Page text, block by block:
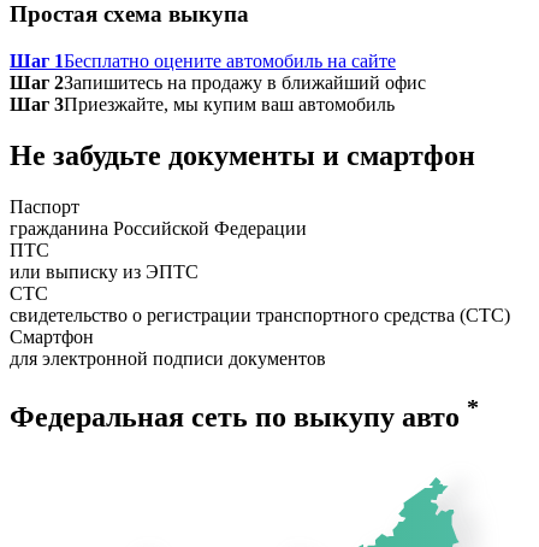
Простая схема выкупа
Шаг 1Бесплатно оцените автомобиль на сайте
Шаг 2Запишитесь на продажу в ближайший офис
Шаг 3Приезжайте, мы купим ваш автомобиль
Не забудьте документы и смартфон
Паспорт
гражданина Российской Федерации
ПТС
или выписку из ЭПТС
СТС
свидетельство о регистрации транспортного средства (СТС)
Смартфон
для электронной подписи документов
Федеральная сеть по выкупу авто *